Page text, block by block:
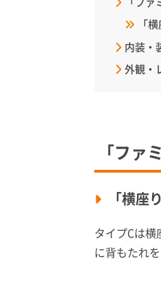
「
内装・
外観・
「ファ
「横座
タイプCは
に背もたれ